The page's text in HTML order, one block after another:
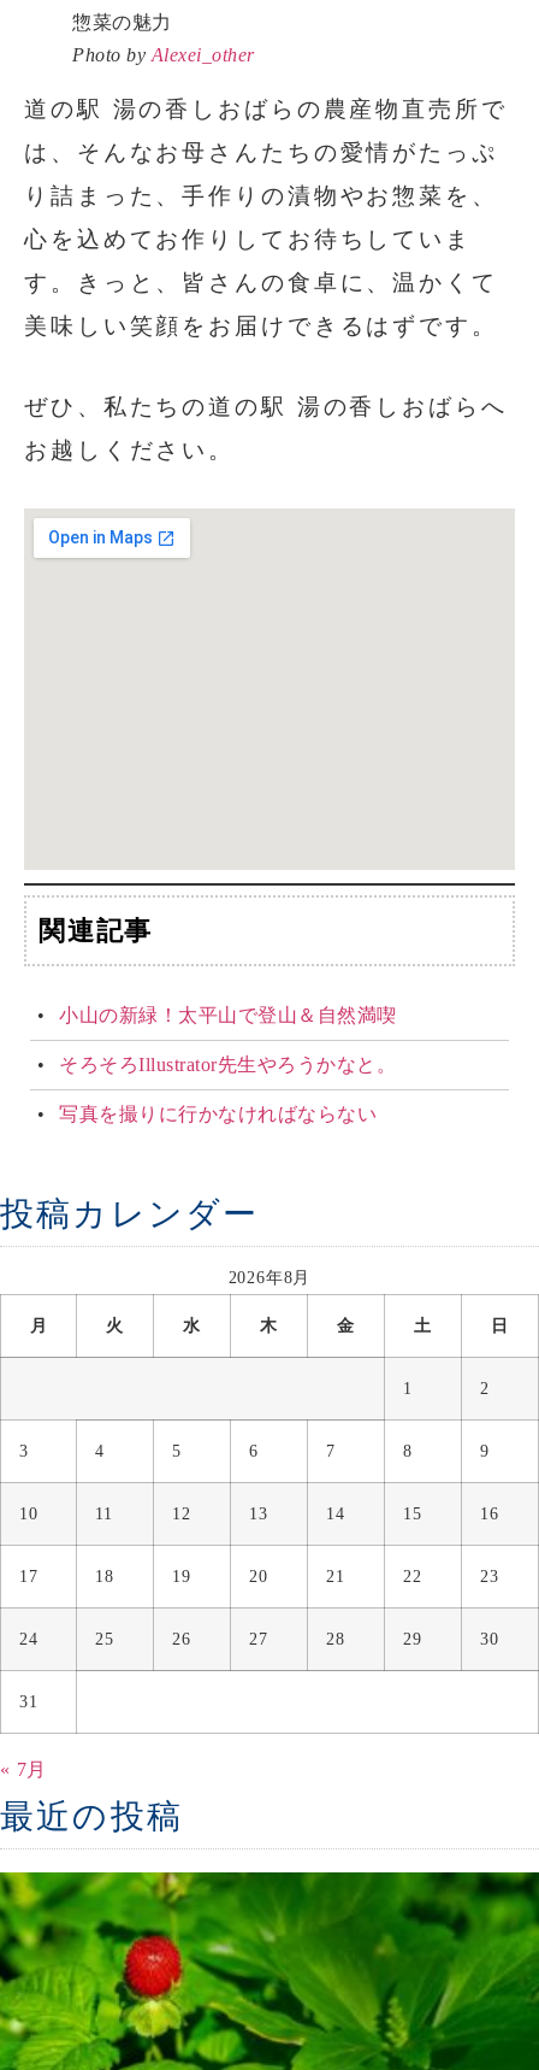
Photo by Alexei_other
道の駅 湯の香しおばらの農産物直売所で
は、そんなお母さんたちの愛情がたっぷ
り詰まった、手作りの漬物やお惣菜を、
心を込めてお作りしてお待ちしていま
す。きっと、皆さんの食卓に、温かくて
美味しい笑顔をお届けできるはずです。
ぜひ、私たちの道の駅 湯の香しおばらへ
お越しください。
関連記事
小山の新緑！太平山で登山＆自然満喫
そろそろIllustrator先生やろうかなと。
写真を撮りに行かなければならない
投稿カレンダー
2026年8月
月 火 水 木 金 土 日
1 2
3 4 5 6 7 8 9
10 11 12 13 14 15 16
17 18 19 20 21 22 23
24 25 26 27 28 29 30
31
« 7月
最近の投稿